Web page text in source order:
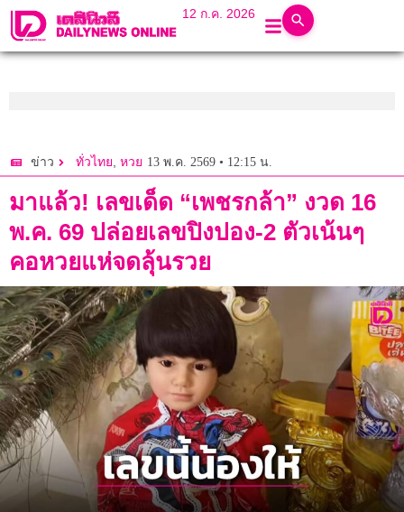
12 ก.ค. 2026
ข่าว ทั่วไทย, หวย 13 พ.ค. 2569 • 12:15 น.
มาแล้ว! เลขเด็ด “เพชรกล้า” งวด 16
พ.ค. 69 ปล่อยเลขปิงปอง-2 ตัวเน้นๆ
คอหวยแห่จดลุ้นรวย